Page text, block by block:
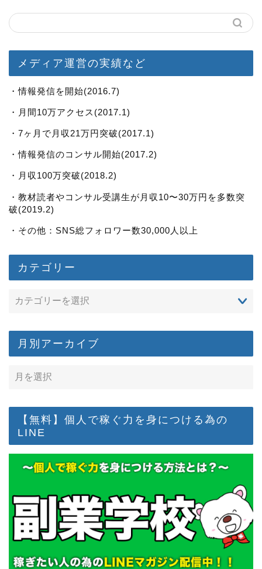
メディア運営の実績など
・情報発信を開始(2016.7)
・月間10万アクセス(2017.1)
・7ヶ月で月収21万円突破(2017.1)
・情報発信のコンサル開始(2017.2)
・月収100万突破(2018.2)
・教材読者やコンサル受講生が月収10〜30万円を多数突
破(2019.2)
・その他：SNS総フォロワー数30,000人以上
カテゴリー
月別アーカイブ
【無料】個人で稼ぐ力を身につける為の
LINE